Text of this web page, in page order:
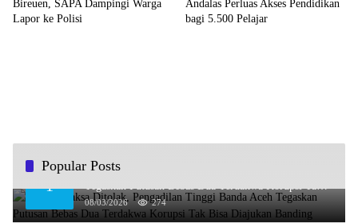
Bireuen, SAPA Dampingi Warga
Lapor ke Polisi
Andalas Perluas Akses Pendidikan
bagi 5.500 Pelajar
Popular Posts
1
Banding Jaksa Ditolak, Pengadilan Tinggi Banda Aceh
Bisa Diajukan Banding
08/03/2026 274